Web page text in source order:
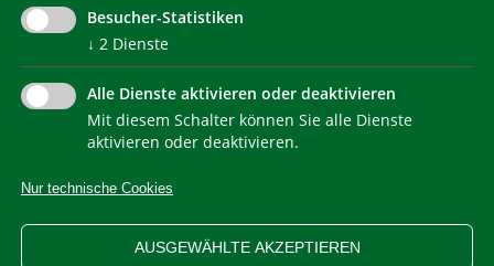
NEWSLETTER
IMPRESSUM PRIVACY
WEB STATISTIKEN
ERKLÄRUNG BARRIEREFREIHEIT
COOKIEEINSTELLUNGEN
Besucher-Statistiken
↓ 2 Dienste
Alle Dienste aktivieren oder deaktivieren
Mit diesem Schalter können Sie alle Dienste
aktivieren oder deaktivieren.
Nur technische Cookies
AUSGEWÄHLTE AKZEPTIEREN